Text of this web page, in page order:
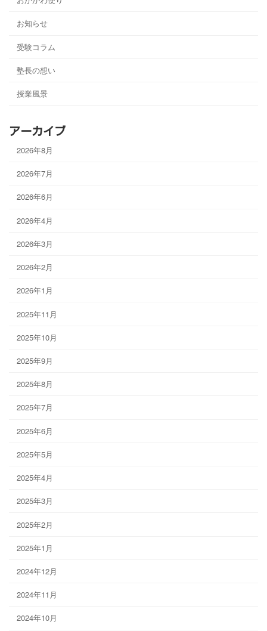
お知らせ
受験コラム
塾長の想い
授業風景
アーカイブ
2026年8月
2026年7月
2026年6月
2026年4月
2026年3月
2026年2月
2026年1月
2025年11月
2025年10月
2025年9月
2025年8月
2025年7月
2025年6月
2025年5月
2025年4月
2025年3月
2025年2月
2025年1月
2024年12月
2024年11月
2024年10月